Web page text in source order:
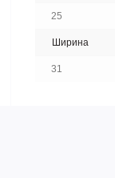
25
Ширина
31